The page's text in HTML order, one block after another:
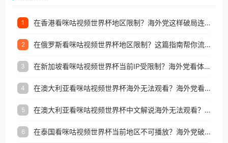
1 在香港看咪咕视频世界杯地区限制？海外党这样破局连看7天不卡顿！
2 在俄罗斯看咪咕视频世界杯地区限制？这篇指南帮你流畅看中文解说赛事
3 在新加坡看咪咕视频世界杯当前IP受限制？海外党看体育赛事的终极破局指南
4 在澳大利亚看咪咕视频世界杯海外无法观看？海外党看国内体育直播的终极解法
5 在澳大利亚看咪咕视频世界杯中文解说海外无法观看？这篇指南帮你搞定所有体育直播难题
6 在泰国看咪咕视频世界杯当前地区不可播放？海外党破局看中文解说赛事指南